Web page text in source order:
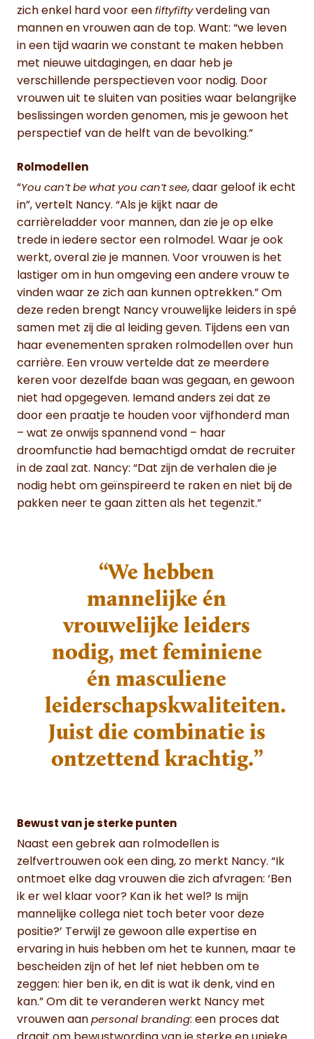
zich enkel hard voor een fiftyfiftyverdeling van
mannen en vrouwen aan de top. Want: “we leven
in een tijd waarin we constant te maken hebben
met nieuwe uitdagingen, en daar heb je
verschillende perspectieven voor nodig. Door
vrouwen uit te sluiten van posities waar belangrijke
beslissingen worden genomen, mis je gewoon het
perspectief van de helft van de bevolking.”
Rolmodellen
“You can’t be what you can’t see, daar geloof ik echt
in”, vertelt Nancy. “Als je kijkt naar de
carrièreladder voor mannen, dan zie je op elke
trede in iedere sector een rolmodel. Waar je ook
werkt, overal zie je mannen. Voor vrouwen is het
lastiger om in hun omgeving een andere vrouw te
vinden waar ze zich aan kunnen optrekken.” Om
deze reden brengt Nancy vrouwelijke leiders in spé
samen met zij die al leiding geven. Tijdens een van
haar evenementen spraken rolmodellen over hun
carrière. Een vrouw vertelde dat ze meerdere
keren voor dezelfde baan was gegaan, en gewoon
niet had opgegeven. Iemand anders zei dat ze
door een praatje te houden voor vijfhonderd man
– wat ze onwijs spannend vond – haar
droomfunctie had bemachtigd omdat de recruiter
in de zaal zat. Nancy: “Dat zijn de verhalen die je
nodig hebt om geïnspireerd te raken en niet bij de
pakken neer te gaan zitten als het tegenzit.”
“We hebben
mannelijke én
vrouwelijke leiders
nodig, met feminiene
én masculiene
leiderschapskwaliteiten.
Juist die combinatie is
ontzettend krachtig.”
Bewust van je sterke punten
Naast een gebrek aan rolmodellen is
zelfvertrouwen ook een ding, zo merkt Nancy. “Ik
ontmoet elke dag vrouwen die zich afvragen: ‘Ben
ik er wel klaar voor? Kan ik het wel? Is mijn
mannelijke collega niet toch beter voor deze
positie?’ Terwijl ze gewoon alle expertise en
ervaring in huis hebben om het te kunnen, maar te
bescheiden zijn of het lef niet hebben om te
zeggen: hier ben ik, en dit is wat ik denk, vind en
kan.” Om dit te veranderen werkt Nancy met
vrouwen aan personal branding: een proces dat